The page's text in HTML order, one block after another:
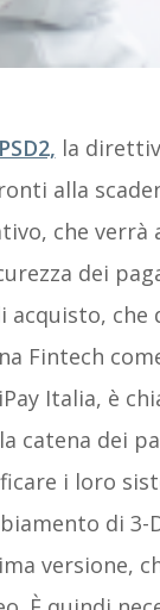
PSD2, la
alla
che
dei
che
Fintech
Italia, è
catena dei
i loro
di 3-
versione,